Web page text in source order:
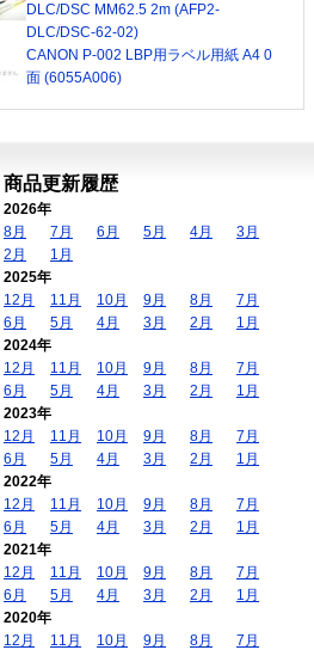
DLC/DSC MM62.5 2m (AFP2-
DLC/DSC-62-02)
CANON P-002 LBP用ラベル用紙 A4 0
面 (6055A006)
商品更新履歴
2026年
8月
7月 6月 5月 4月
3月
2月
1月
2025年
12月
11月 10月 9月 8月
7月
6月
5月 4月 3月 2月
1月
2024年
12月
11月 10月 9月 8月
7月
6月
5月 4月 3月 2月
1月
2023年
12月
11月 10月 9月 8月
7月
6月
5月 4月 3月 2月
1月
2022年
12月
11月 10月 9月 8月
7月
6月
5月 4月 3月 2月
1月
2021年
12月
11月 10月 9月 8月
7月
6月
5月 4月 3月 2月
1月
2020年
12月
11月 10月 9月 8月
7月